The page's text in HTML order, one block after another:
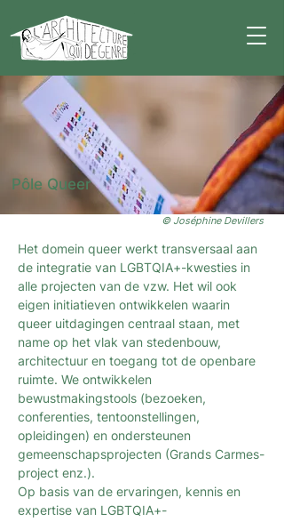
Pôle Queer
© Joséphine Devillers
Het domein queer werkt transversaal aan
de integratie van LGBTQIA+-kwesties in
alle projecten van de vzw. Het wil ook
eigen initiatieven ontwikkelen waarin
queer uitdagingen centraal staan, met
name op het vlak van stedenbouw,
architectuur en toegang tot de openbare
ruimte. We ontwikkelen
bewustmakingstools (bezoeken,
conferenties, tentoonstellingen,
opleidingen) en ondersteunen
gemeenschapsprojecten (Grands Carmes-
project enz.).
Op basis van de ervaringen, kennis en
expertise van LGBTQIA+-